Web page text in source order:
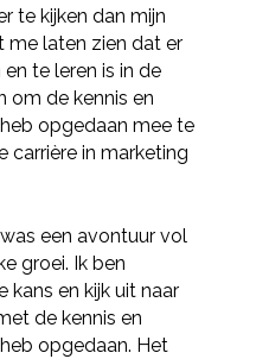
te kijken dan mijn
me laten zien dat er
te leren is in de
om de kennis en
opgedaan mee te
carrière in marketing
een avontuur vol
groei. Ik ben
kans en kijk uit naar
de kennis en
opgedaan. Het